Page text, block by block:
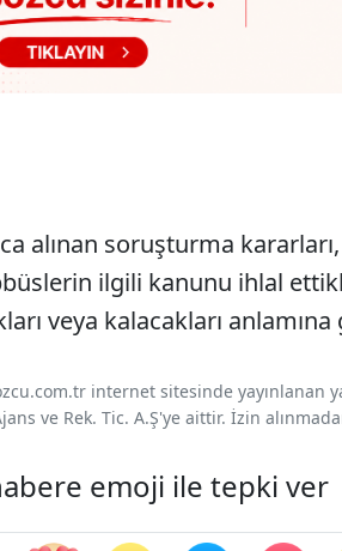
alınan soruşturma
ilgili kanunu ihlal
veya kalacakları
internet sitesinde yayınlanan
ve Rek. Tic. A.Ş'ye aittir. İzin
emoji ile tepki ver